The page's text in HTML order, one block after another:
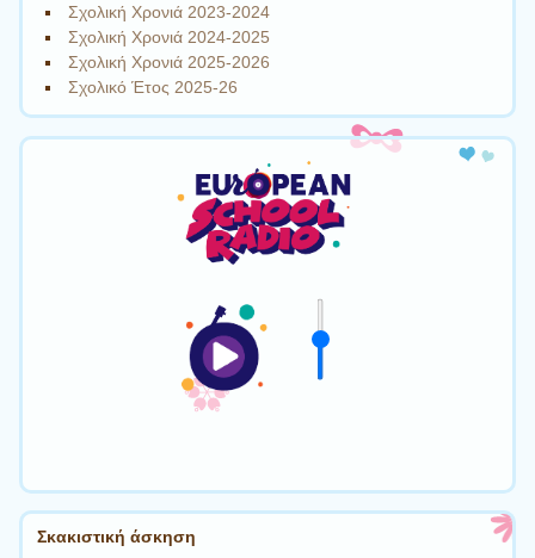
Σχολική Χρονιά 2023-2024
Σχολική Χρονιά 2024-2025
Σχολική Χρονιά 2025-2026
Σχολικό Έτος 2025-26
Σκακιστική άσκηση